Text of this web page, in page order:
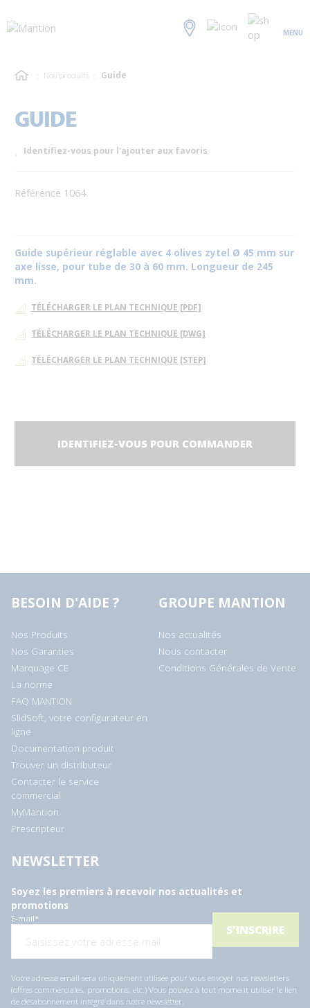
MENU
Nos produits Guide
GUIDE
Identifiez-vous pour l'ajouter aux favoris
Référence 1064
Guide supérieur réglable avec 4 olives zytel Ø 45 mm sur
axe lisse, pour tube de 30 à 60 mm. Longueur de 245
mm.
TÉLÉCHARGER LE PLAN TECHNIQUE [PDF]
TÉLÉCHARGER LE PLAN TECHNIQUE [DWG]
TÉLÉCHARGER LE PLAN TECHNIQUE [STEP]
IDENTIFIEZ-VOUS POUR COMMANDER
BESOIN D'AIDE ?
Nos Produits
Nos Garanties
Marquage CE
La norme
FAQ MANTION
SlidSoft, votre configurateur en
ligne
Documentation produit
Trouver un distributeur
Contacter le service
commercial
MyMantion
Prescripteur
GROUPE MANTION
Nos actualités
Nous contacter
Conditions Générales de Vente
NEWSLETTER
Soyez les premiers à recevoir nos actualités et
promotions
E-mail*
Votre adresse email sera uniquement utilisée pour vous envoyer nos newsletters
(offres commerciales, promotions, etc.) Vous pouvez à tout moment utiliser le lien
de désabonnement intégré dans notre newsletter.